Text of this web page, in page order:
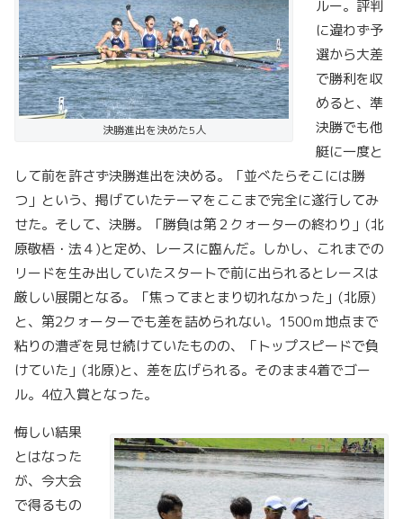
決勝進出を決めた5人
ルー。評判
に違わず予
選から大差
で勝利を収
めると、準
決勝でも他
艇に一度と
して前を許さず決勝進出を決める。「並べたらそこには勝
つ」という、掲げていたテーマをここまで完全に遂行してみ
せた。そして、決勝。「勝負は第２クォーターの終わり」(北
原敬梧・法４)と定め、レースに臨んだ。しかし、これまでの
リードを生み出していたスタートで前に出られるとレースは
厳しい展開となる。「焦ってまとまり切れなかった」(北原)
と、第2クォーターでも差を詰められない。1500ｍ地点まで
粘りの漕ぎを見せ続けていたものの、「トップスピードで負
けていた」(北原)と、差を広げられる。そのまま4着でゴー
ル。4位入賞となった。
悔しい結果
とはなった
が、今大会
で得るもの